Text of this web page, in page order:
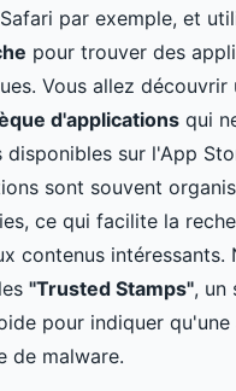
par exemple, et
pour trouver des
Vous allez découvrir
d'applications qui
disponibles sur l'App
sont souvent
ce qui facilite la
contenus intéressants.
"Trusted Stamps", un
pour indiquer
de malware.